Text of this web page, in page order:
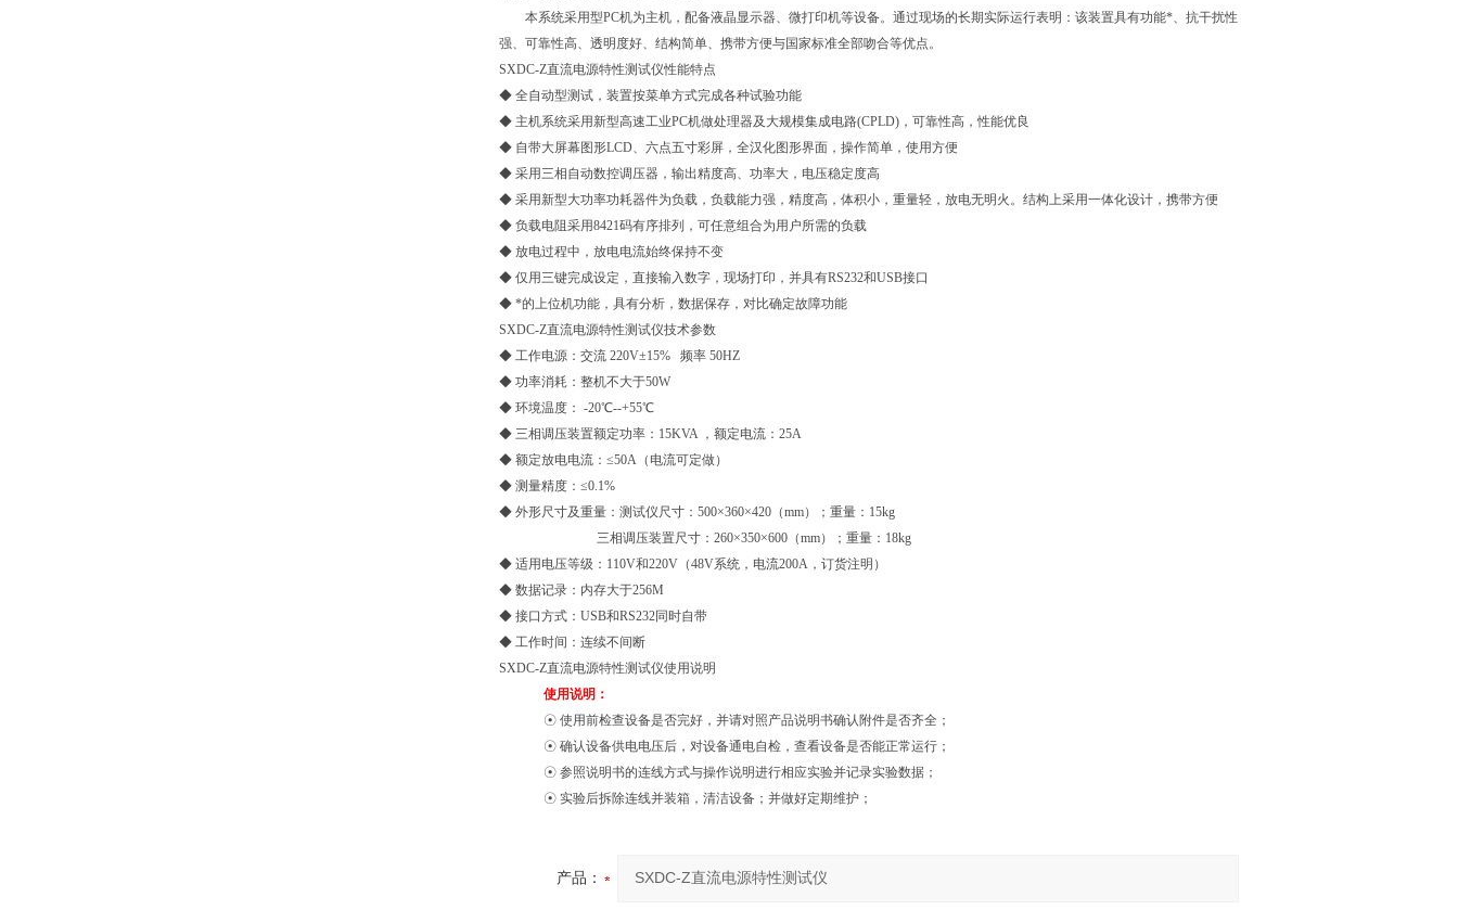
本系统采用型PC机为主机，配备液晶显示器、微打印机等设备。通过现场的长期实际运行表明：该装置具有功能*、抗干扰性
强、可靠性高、透明度好、结构简单、携带方便与国家标准全部吻合等优点。
SXDC-Z直流电源特性测试仪性能特点
◆ 全自动型测试，装置按菜单方式完成各种试验功能
◆ 主机系统采用新型高速工业PC机做处理器及大规模集成电路(CPLD)，可靠性高，性能优良
◆ 自带大屏幕图形LCD、六点五寸彩屏，全汉化图形界面，操作简单，使用方便
◆ 采用三相自动数控调压器，输出精度高、功率大，电压稳定度高
◆ 采用新型大功率功耗器件为负载，负载能力强，精度高，体积小，重量轻，放电无明火。结构上采用一体化设计，携带方便
◆ 负载电阻采用8421码有序排列，可任意组合为用户所需的负载
◆ 放电过程中，放电电流始终保持不变
◆ 仅用三键完成设定，直接输入数字，现场打印，并具有RS232和USB接口
◆ *的上位机功能，具有分析，数据保存，对比确定故障功能
SXDC-Z直流电源特性测试仪技术参数
◆ 工作电源：交流 220V±15% 频率 50HZ
◆ 功率消耗：整机不大于50W
◆ 环境温度： -20℃--+55℃
◆ 三相调压装置额定功率：15KVA ，额定电流：25A
◆ 额定放电电流：≤50A（电流可定做）
◆ 测量精度：≤0.1%
◆ 外形尺寸及重量：测试仪尺寸：500×360×420（mm）；重量：15kg
三相调压装置尺寸：260×350×600（mm）；重量：18kg
◆ 适用电压等级：110V和220V（48V系统，电流200A，订货注明）
◆ 数据记录：内存大于256M
◆ 接口方式：USB和RS232同时自带
◆ 工作时间：连续不间断
SXDC-Z直流电源特性测试仪使用说明
使用说明：
☉ 使用前检查设备是否完好，并请对照产品说明书确认附件是否齐全；
☉ 确认设备供电电压后，对设备通电自检，查看设备是否能正常运行；
☉ 参照说明书的连线方式与操作说明进行相应实验并记录实验数据；
☉ 实验后拆除连线并装箱，清洁设备；并做好定期维护；
产品：